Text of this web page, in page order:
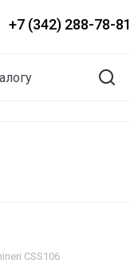
+7 (342) 288-78-81
CSS106